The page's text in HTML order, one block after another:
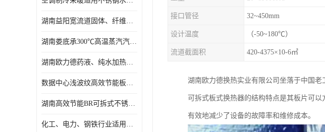
汽水混合加热器
水处理设备
湖南益阳宽流道固体、纤维、浆状物质加热冷却冷凝蒸发板式换热器
湖南娄底承300℃高温蒸汽汽水二级换热器
湖南欧力德药液、纯水加热、冷却、蒸发及杀菌用卫生级板式换热器
数据中心浅波纹高效节能板式换热器
湖南高效节能BR可拆式不锈钢板式换热器厂家定制
化工、电力、钢铁行业适用冷却冷凝蒸发加热不锈钢可拆式板式换热器
接口管径 32~450mm
设计温度 （-50~180℃）
流道截面积 420-4375×10-6㎡
湖南欧力德换热实业有限公司坐落于中国
可拆式板式换热器的结构特点是其板片可
有效地减少了设备的故障率和维修成本。